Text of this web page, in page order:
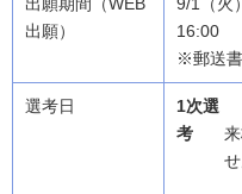
16:00
※郵送
1次選
考
せ